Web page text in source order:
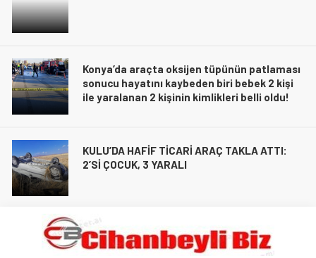
Konya’da araçta oksijen tüpünün patlaması
sonucu hayatını kaybeden biri bebek 2 kişi
ile yaralanan 2 kişinin kimlikleri belli oldu!
KULU’DA HAFİF TİCARİ ARAÇ TAKLA ATTI:
2’Sİ ÇOCUK, 3 YARALI
Trafik Kazasinda Yaralanmıştı, Tedavi
gördüğü Hastanede Hayatını Kaybetti